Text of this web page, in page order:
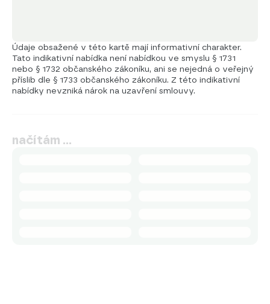
Údaje obsažené v této kartě mají informativní charakter.
Tato indikativní nabídka není nabídkou ve smyslu § 1731
nebo § 1732 občanského zákoníku, ani se nejedná o veřejný
příslib dle § 1733 občanského zákoníku. Z této indikativní
nabídky nevzniká nárok na uzavření smlouvy.
načítám …